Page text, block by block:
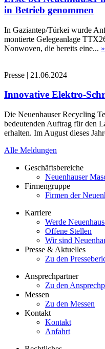
in Betrieb genommen
In Gaziantep/Türkei wurde
montierte Gelegeanlage
Nonwoven, die bereits eine...
Presse | 21.06.2024
Innovative Elektro-
Die Neuenhauser Recycling
bedeutenden Auftrag für den
erhalten. Im August dieses
Alle Meldungen
Geschäftsbereiche
Neuenhauser
Firmengruppe
Firmen der
Karriere
Werde
Offene Stellen
Wir sind
Presse & Aktuelles
Zu den
Ansprechpartner
Zu den
Messen
Zu den Messen
Kontakt
Kontakt
Anfahrt